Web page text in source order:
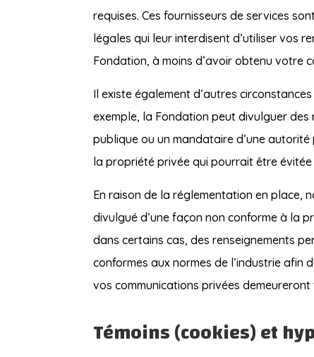
requises. Ces fournisseurs de services
légales qui leur interdisent d’utiliser vos
Fondation, à moins d’avoir obtenu votre
Il existe également d’autres
exemple, la Fondation peut divulguer
publique ou un mandataire d’une
la propriété privée qui pourrait être
En raison de la réglementation en place,
divulgué d’une façon non conforme à la
dans certains cas, des renseignements
conformes aux normes de l’industrie
vos communications privées
Témoins (cookies) et